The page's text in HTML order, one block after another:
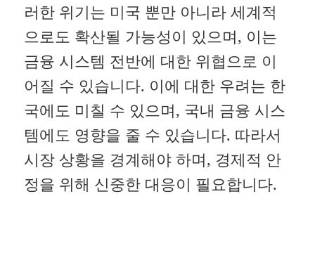
러한 위기는 미국 뿐만 아니라 세계적
으로도 확산될 가능성이 있으며, 이는
금융 시스템 전반에 대한 위협으로 이
어질 수 있습니다. 이에 대한 우려는 한
국에도 미칠 수 있으며, 국내 금융 시스
템에도 영향을 줄 수 있습니다. 따라서
시장 상황을 경계해야 하며, 경제적 안
정을 위해 신중한 대응이 필요합니다.